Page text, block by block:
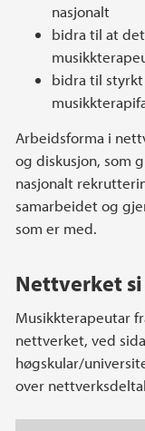
nasjonalt
bidra til at
bidra til
Arbeidsforma i
og diskusjon, som
nasjonalt
samarbeidet og
som er med.
Nettverket
Musikkterapeutar
nettverket, ved
høgskular/
over